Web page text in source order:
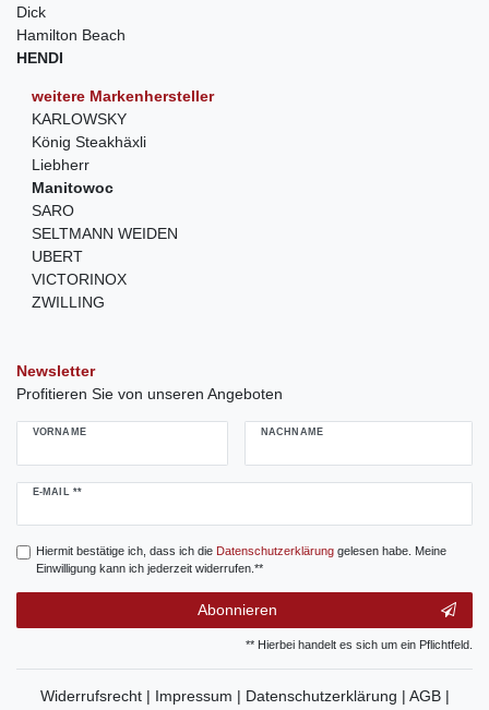
Dick
Hamilton Beach
HENDI
weitere Markenhersteller
KARLOWSKY
König Steakhäxli
Liebherr
Manitowoc
SARO
SELTMANN WEIDEN
UBERT
VICTORINOX
ZWILLING
Newsletter
Profitieren Sie von unseren Angeboten
VORNAME NACHNAME
E-MAIL **
Newsletter
Hiermit bestätige ich, dass ich die Daten­schutz­erklärunggelesen habe. Meine
Einwilligung kann ich jederzeit widerrufen.**
Abonnieren
** Hierbei handelt es sich um ein Pflichtfeld.
Widerrufsrecht | Impressum | Datenschutzerklärung | AGB |